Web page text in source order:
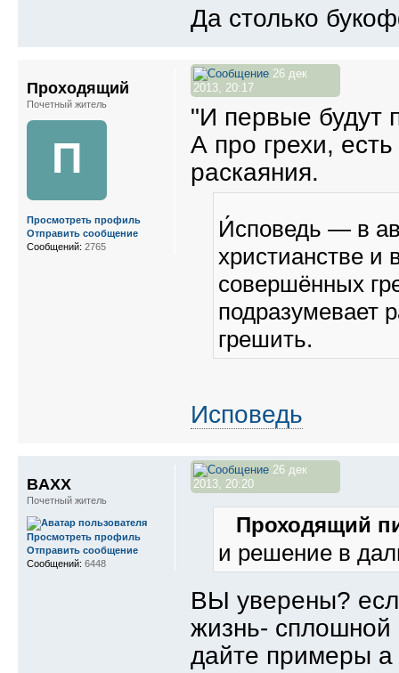
Да столько
26 дек
2013, 20:17
"И первые будут
А про грехи,
раскаяния.
И́споведь — в
христианстве и
совершённых
подразумевает
грешить.
Исповедь
Проходящий
Почетный житель
П
Просмотреть профиль
Отправить сообщение
Сообщений: 2765
26 дек
2013, 20:20
Проходящий
и решение в
ВЫ уверены?
жизнь- сплошной
дайте примеры
BAXX
Почетный житель
Просмотреть профиль
Отправить сообщение
Сообщений: 6448